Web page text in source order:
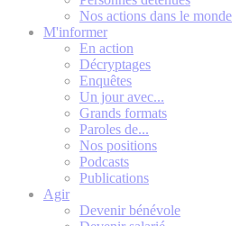
Nos actions dans le monde
M'informer
En action
Décryptages
Enquêtes
Un jour avec...
Grands formats
Paroles de...
Nos positions
Podcasts
Publications
Agir
Devenir bénévole